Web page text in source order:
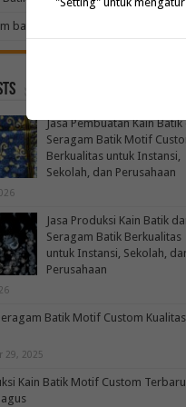
batik
Jasa Pembuatan Kain Batik
Seragam Batik Motif
Berkualitas untuk Instansi,
Sekolah, dan Perusahaan
Jasa Produksi Kain Batik
Seragam Batik Berkualitas
untuk Instansi, Sekolah,
Perusahaan
Batik Motif Custom Kualitas
29, 2025
Kain Batik Motif Custom